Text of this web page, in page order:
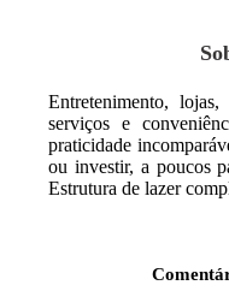
Entretenimento,
serviços e
praticidade
ou investir, a poucos
Estrutura de lazer